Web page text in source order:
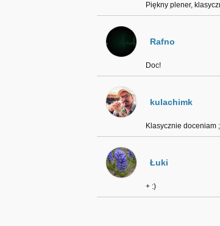
Piękny plener,
Rafno
Doc!
kulachimk
Klasycznie doceniam
Łuki
+ :)